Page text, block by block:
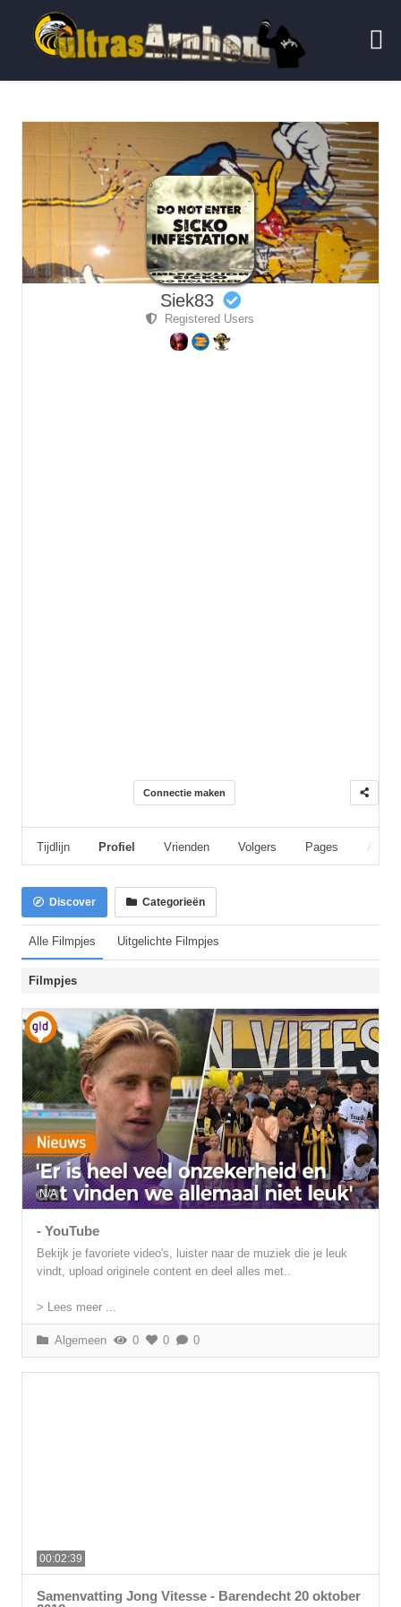
Siek83
Registered Users
Connectie maken
Tijdlijn Profiel Vrienden Volgers Pages
Discover Categorieën
Alle Filmpjes Uitgelichte Filmpjes
Filmpjes
N/A
- YouTube
Bekijk je favoriete video's, luister naar de muziek die je leuk
vindt, upload originele content en deel alles met..
> Lees meer ...
Algemeen 0 0 0
00:02:39
Samenvatting Jong Vitesse - Barendecht 20 oktober